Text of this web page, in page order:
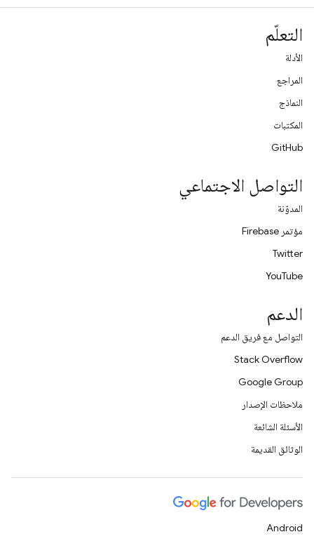
التعلّم
الأدلة
المراجع
النماذج
المكتبات
GitHub
التواصل الاجتماعي
المدوّنة
مؤتمر Firebase
Twitter
YouTube
الدعم
التواصل مع فريق الدعم
Stack Overflow
Google Group
ملاحظات الإصدار
الأسئلة الشائعة
الوثائق القديمة
Android